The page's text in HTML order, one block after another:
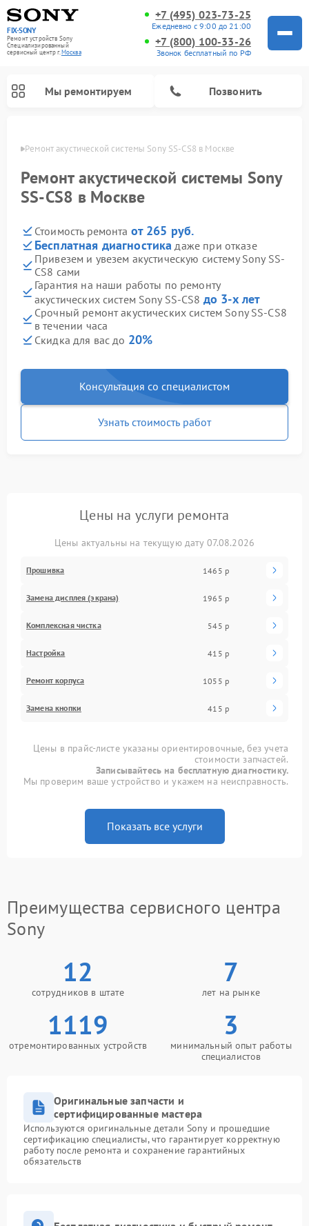
FIX-SONY
Ремонт устройств Sony
Специализированный
cервисный центр г.Москва
+7 (495) 023-73-25
Ежедневно с 9:00 до 21:00
+7 (800) 100-33-26
Звонок бесплатный по РФ
Мы ремонтируем Позвонить
Ремонт акустической системы Sony SS-CS8 в Москве
Ремонт акустической системы Sony
SS-CS8 в Москве
Стоимость ремонта от 265 руб.
Бесплатная диагностика даже при отказе
Привезем и увезем акустическую систему Sony SS-
CS8 сами
Гарантия на наши работы по ремонту
акустических систем Sony SS-CS8 до 3-х лет
Срочный ремонт акустических систем Sony SS-CS8
в течении часа
Скидка для вас до 20%
Консультация со специалистом
Узнать стоимость работ
Цены на услуги ремонта
Цены актуальны на текущую дату 07.08.2026
Прошивка 1465 р
Замена дисплея (экрана) 1965 р
Комплексная чистка 545 р
Настройка 415 р
Ремонт корпуса 1055 р
Замена кнопки 415 р
Цены в прайс-листе указаны ориентировочные, без учета
стоимости запчастей.
Записывайтесь на бесплатную диагностику.
Мы проверим ваше устройство и укажем на неисправность.
Показать все услуги
Преимущества сервисного центра
Sony
12
сотрудников в штате
7
лет на рынке
1119
отремонтированных устройств
3
минимальный опыт работы
специалистов
Оригинальные запчасти и
сертифицированные мастера
Используются оригинальные детали Sony и прошедшие
сертификацию специалисты, что гарантирует корректную
работу после ремонта и сохранение гарантийных
обязательств